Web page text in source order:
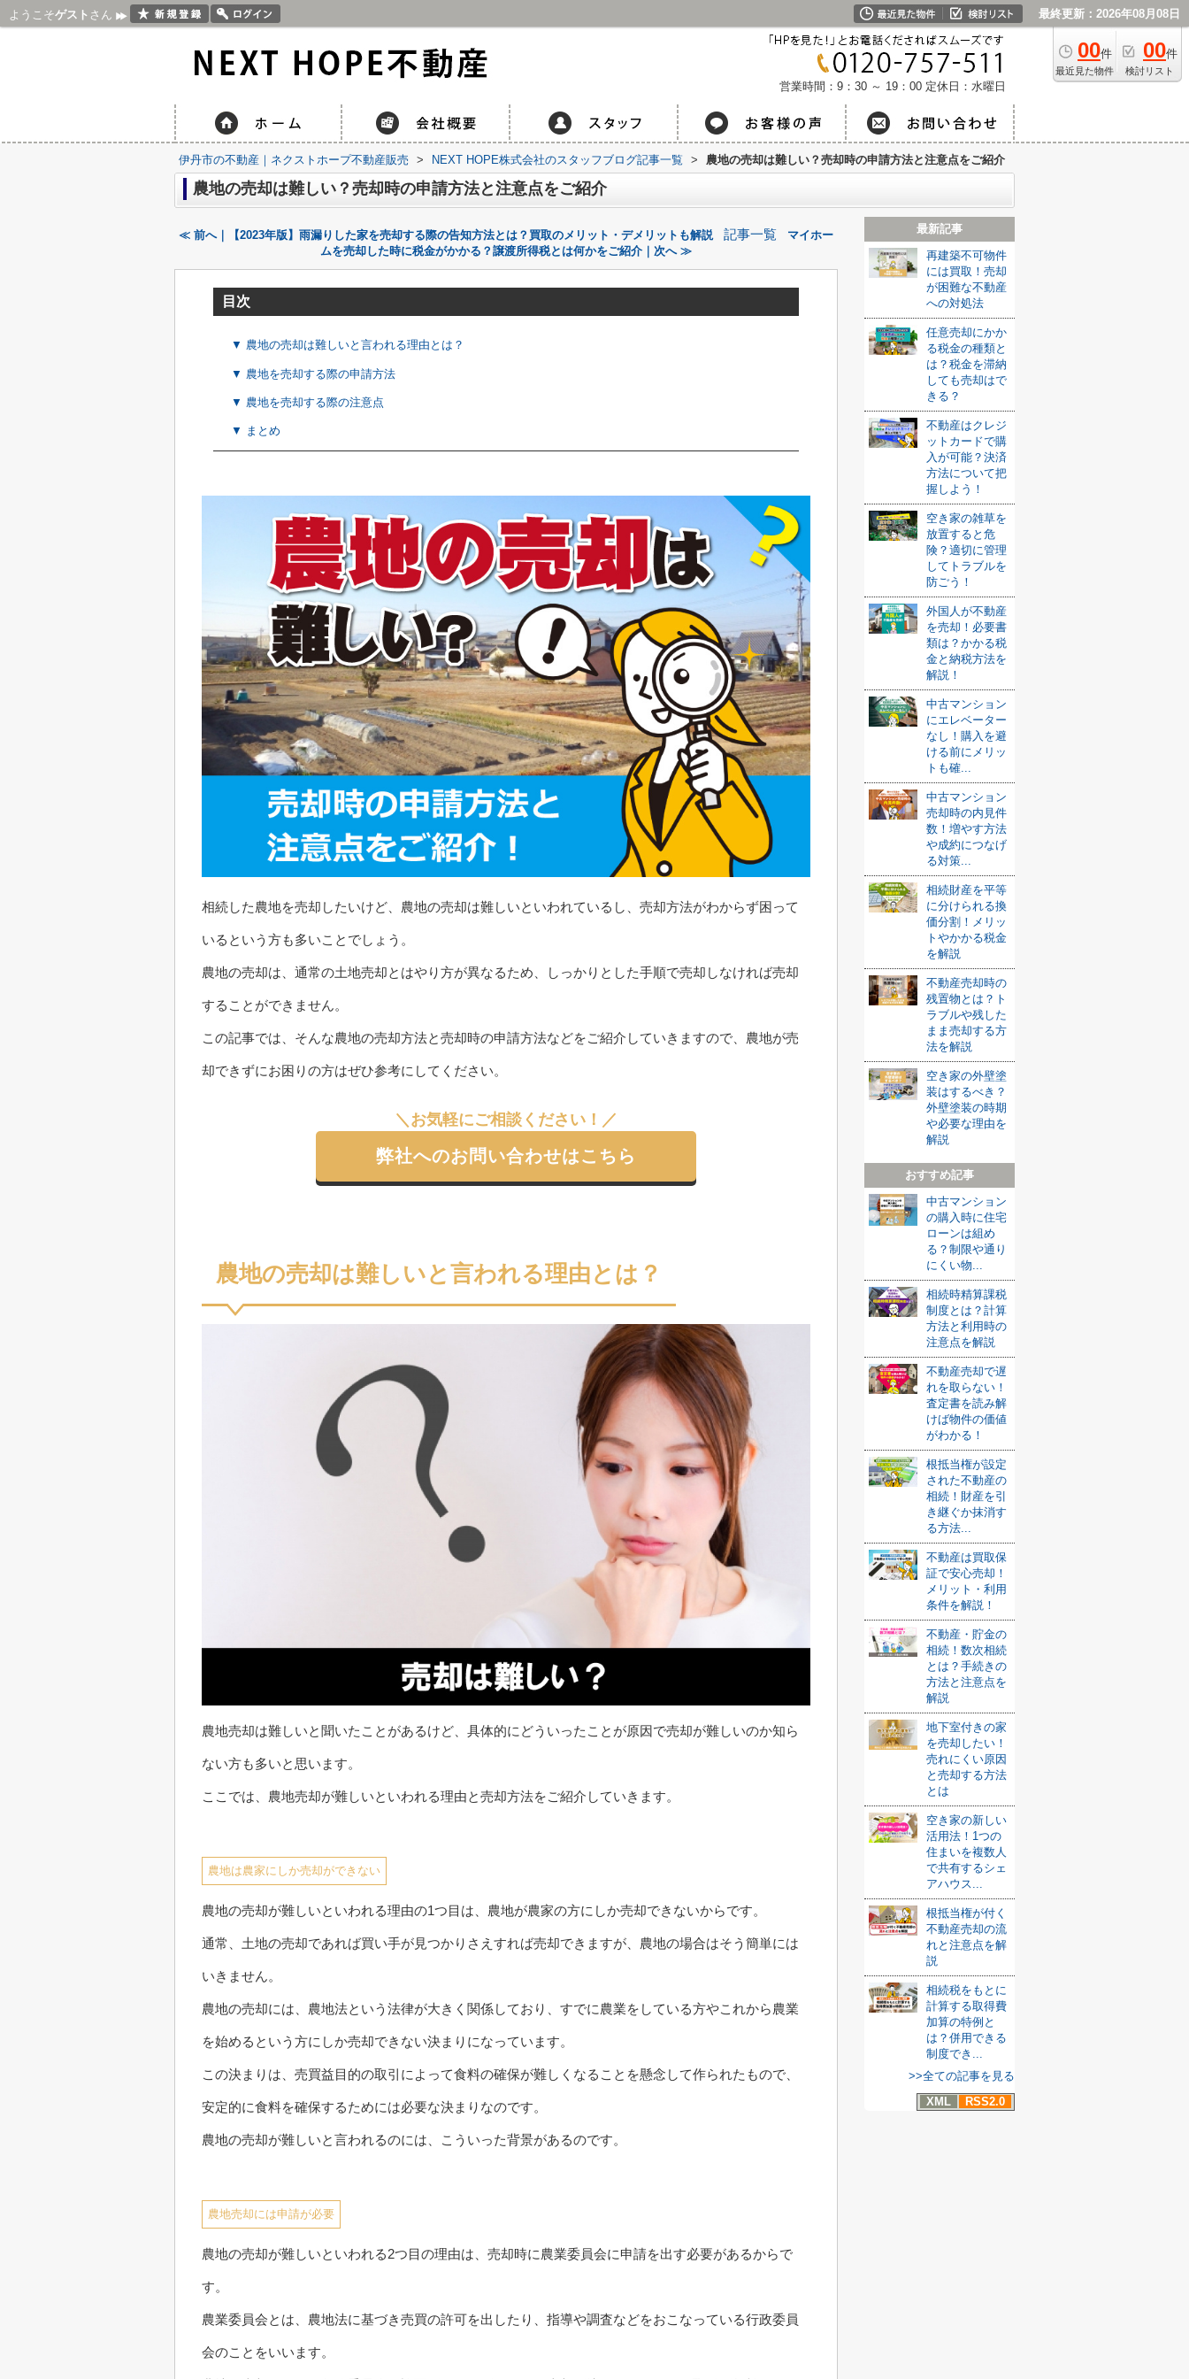
ようこそゲスト さん 最終更新：2026年08月08日
00件
最近見た物件
00件
検討リスト
営業時間：9：30 ～ 19：00 定休日：水曜日
伊丹市の不動産｜ネクストホープ不動産販売 > NEXT HOPE株式会社のスタッフブログ記事一覧 > 農地の売却は難しい？売却時の申請方法と注意点をご紹介
農地の売却は難しい？売却時の申請方法と注意点をご紹介
≪ 前へ｜【2023年版】雨漏りした家を売却する際の告知方法とは？買取のメリット・デメリットも解説 記事一覧
マイホー
ムを売却した時に税金がかかる？譲渡所得税とは何かをご紹介｜次へ ≫
目次
▼ 農地の売却は難しいと言われる理由とは？
▼ 農地を売却する際の申請方法
▼ 農地を売却する際の注意点
▼ まとめ
相続した農地を売却したいけど、農地の売却は難しいといわれているし、売却方法がわからず困って
いるという方も多いことでしょう。
農地の売却は、通常の土地売却とはやり方が異なるため、しっかりとした手順で売却しなければ売却
することができません。
この記事では、そんな農地の売却方法と売却時の申請方法などをご紹介していきますので、農地が売
却できずにお困りの方はぜひ参考にしてください。
＼お気軽にご相談ください！／
弊社へのお問い合わせはこちら
農地の売却は難しいと言われる理由とは？
農地売却は難しいと聞いたことがあるけど、具体的にどういったことが原因で売却が難しいのか知ら
ない方も多いと思います。
ここでは、農地売却が難しいといわれる理由と売却方法をご紹介していきます。
農地は農家にしか売却ができない
農地の売却が難しいといわれる理由の1つ目は、農地が農家の方にしか売却できないからです。
通常、土地の売却であれば買い手が見つかりさえすれば売却できますが、農地の場合はそう簡単には
いきません。
農地の売却には、農地法という法律が大きく関係しており、すでに農業をしている方やこれから農業
を始めるという方にしか売却できない決まりになっています。
この決まりは、売買益目的の取引によって食料の確保が難しくなることを懸念して作られたもので、
安定的に食料を確保するためには必要な決まりなのです。
農地の売却が難しいと言われるのには、こういった背景があるのです。
農地売却には申請が必要
農地の売却が難しいといわれる2つ目の理由は、売却時に農業委員会に申請を出す必要があるからで
す。
農業委員会とは、農地法に基づき売買の許可を出したり、指導や調査などをおこなっている行政委員
会のことをいいます。
最新記事
再建築不可物件
には買取！売却
が困難な不動産
への対処法
任意売却にかか
る税金の種類と
は？税金を滞納
しても売却はで
きる？
不動産はクレジ
ットカードで購
入が可能？決済
方法について把
握しよう！
空き家の雑草を
放置すると危
険？適切に管理
してトラブルを
防ごう！
外国人が不動産
を売却！必要書
類は？かかる税
金と納税方法を
解説！
中古マンション
にエレベーター
なし！購入を避
ける前にメリッ
トも確...
中古マンション
売却時の内見件
数！増やす方法
や成約につなげ
る対策...
相続財産を平等
に分けられる換
価分割！メリッ
トやかかる税金
を解説
不動産売却時の
残置物とは？ト
ラブルや残した
まま売却する方
法を解説
空き家の外壁塗
装はするべき？
外壁塗装の時期
や必要な理由を
解説
おすすめ記事
中古マンション
の購入時に住宅
ローンは組め
る？制限や通り
にくい物...
相続時精算課税
制度とは？計算
方法と利用時の
注意点を解説
不動産売却で遅
れを取らない！
査定書を読み解
けば物件の価値
がわかる！
根抵当権が設定
された不動産の
相続！財産を引
き継ぐか抹消す
る方法...
不動産は買取保
証で安心売却！
メリット・利用
条件を解説！
不動産・貯金の
相続！数次相続
とは？手続きの
方法と注意点を
解説
地下室付きの家
を売却したい！
売れにくい原因
と売却する方法
とは
空き家の新しい
活用法！1つの
住まいを複数人
で共有するシェ
アハウス...
根抵当権が付く
不動産売却の流
れと注意点を解
説
相続税をもとに
計算する取得費
加算の特例と
は？併用できる
制度でき...
>>全ての記事を見る
XML
RSS2.0